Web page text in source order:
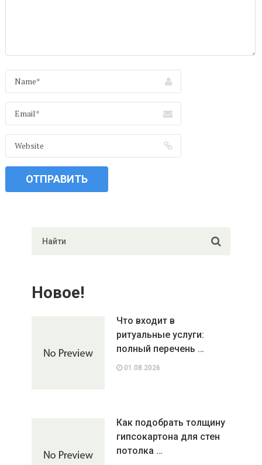
Новое!
Что входит в
ритуальные услуги:
полный перечень …
01.08.2026
Как подобрать толщину
гипсокартона для стен
потолка …